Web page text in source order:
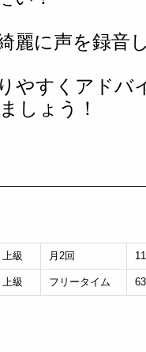
麗に声を録音
やすくアドバ
しょう！
級 月2回
級 フリータイム